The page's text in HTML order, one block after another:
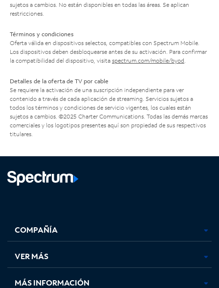
sujetos a cambios. No están disponibles en todas las áreas. Se aplican
restricciones.
Términos y condiciones
Oferta válida en dispositivos selectos, compatibles con Spectrum Mobile.
Los dispositivos deben desbloquearse antes de su activación. Para confirmar
la compatibilidad del dispositivo, visita spectrum.com/mobile/byod
Detalles de la oferta de TV por cable
Se requiere la activación de una suscripción independiente para ver
contenido a través de cada aplicación de streaming. Servicios sujetos a
todos los términos y condiciones de servicio vigentes, los cuales están
sujetos a cambios. ©2025 Charter Communications. Todas las demás marcas
comerciales y los logotipos presentes aquí son propiedad de sus respectivos
titulares.
abre
en
pestaña
nueva
abre
en
pestaña
nueva
abre
en
pestaña
nueva
en
nueva
COMPAÑÍA
VER MÁS
MÁS INFORMACIÓN